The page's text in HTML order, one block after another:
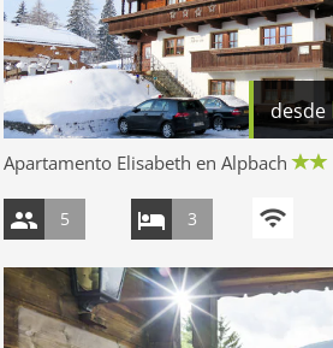
desde
Apartamento Elisabeth en Alpbach
5 3